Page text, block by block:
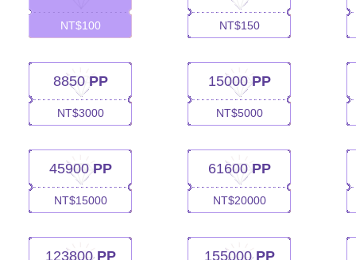
NT$100 NT$150
8850 PP
NT$3000
15000 PP
NT$5000
45900 PP
NT$15000
61600 PP
NT$20000
123800 PP 155000 PP